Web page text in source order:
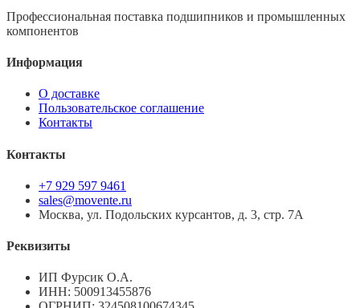
Профессиональная поставка подшипников и промышленных
компонентов
Информация
О доставке
Пользовательское соглашение
Контакты
Контакты
+7 929 597 9461
sales@movente.ru
Москва, ул. Подольских курсантов, д. 3, стр. 7А
Реквизиты
ИП Фурсик О.А.
ИНН: 500913455876